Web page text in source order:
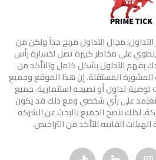
مجال التداول مربح جدآ ولكن من
على مخاطر كبيرة تصل لخسارة رأس
بفهم التداول بشكل كامل والتأكد من
المستقلة. إن هذا الموقع وجميع
تداول أو نصيحه استثمارية. جميع
تعتمد على رأي شخصي ومع ذلك قد يكون
لذلك ننصح الجميع بالبحث عن الشركه
القابيه للتأكد من التراخيص.